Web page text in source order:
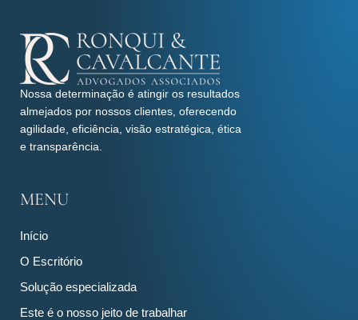
Nossa determinação é atingir os resultados
almejados por nossos clientes, oferecendo
agilidade, eficiência, visão estratégica, ética
e transparência.
MENU
Início
O Escritório
Solução especializada
Este é o nosso jeito de trabalhar